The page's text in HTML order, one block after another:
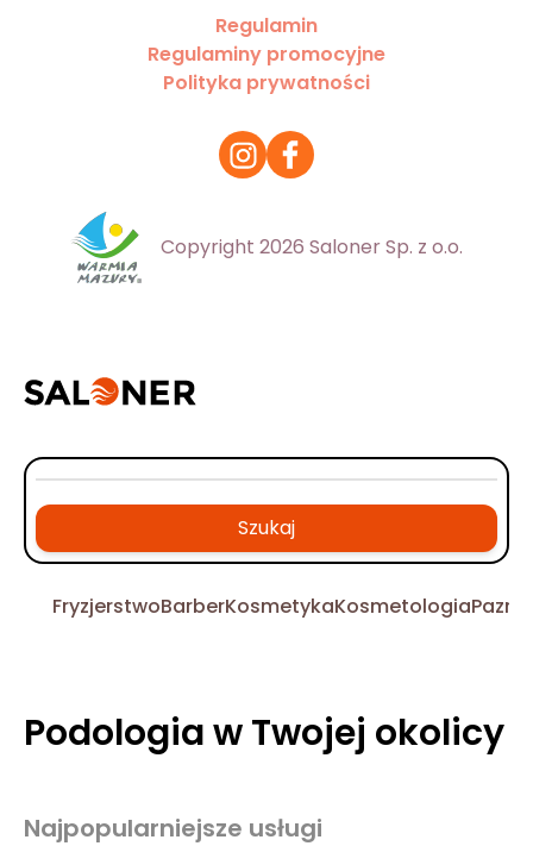
Regulamin
Regulaminy promocyjne
Polityka prywatności
Copyright 2026 Saloner Sp. z o.o.
Szukaj
FryzjerstwoBarberKosmetykaKosmetologia
Podologia w Twojej okolicy
Najpopularniejsze usługi